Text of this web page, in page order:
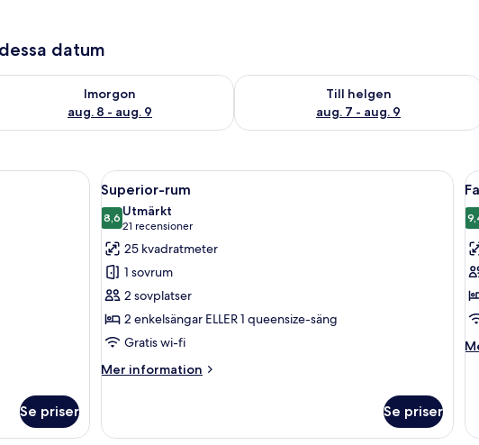
datum
- aug. 8
Imorgon
aug. 8 - aug. 9
tillgängligheten för imorgon aug. 8 - aug. 9
Till helgen
aug. 7 - aug. 9
Kontrollera tillgängligheten för den
en säng, ett skrivbord, en stol, en tv och två sänglampor.
Se priser
Öppna
alla
foton
för
Superior-
rum
Ett hotellrum med en säng,
11
Superior-rum
8,68,6 av 10
Utmärkt
21 recensioner
(21 recensioner)
25 kvadratmeter
1 sovrum
2 sovplatser
2 enkelsängar ELLER 1 queensize-säng
Gratis wi-fi
Mer information
Mer
rum
Se priser